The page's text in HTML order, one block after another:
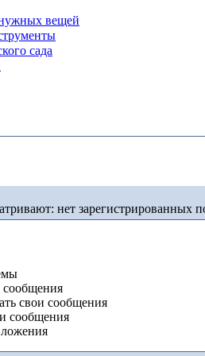
вещей
сада
нет зарегистрированных
сообщения
свои сообщения
сообщения